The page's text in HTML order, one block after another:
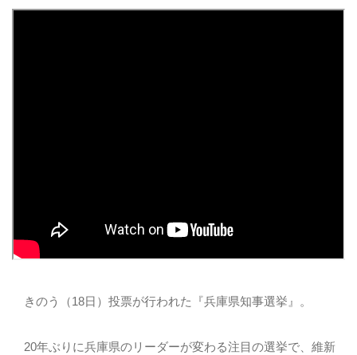
きのう（18日）投票が行われた『兵庫県知事選挙』。
20年ぶりに兵庫県のリーダーが変わる注目の選挙で、維新